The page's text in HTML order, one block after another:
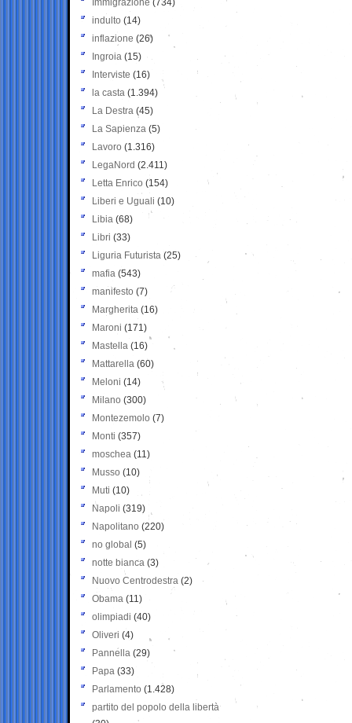
Immigrazione (734)
indulto (14)
inflazione (26)
Ingroia (15)
Interviste (16)
la casta (1.394)
La Destra (45)
La Sapienza (5)
Lavoro (1.316)
LegaNord (2.411)
Letta Enrico (154)
Liberi e Uguali (10)
Libia (68)
Libri (33)
Liguria Futurista (25)
mafia (543)
manifesto (7)
Margherita (16)
Maroni (171)
Mastella (16)
Mattarella (60)
Meloni (14)
Milano (300)
Montezemolo (7)
Monti (357)
moschea (11)
Musso (10)
Muti (10)
Napoli (319)
Napolitano (220)
no global (5)
notte bianca (3)
Nuovo Centrodestra (2)
Obama (11)
olimpiadi (40)
Oliveri (4)
Pannella (29)
Papa (33)
Parlamento (1.428)
partito del popolo della libertà